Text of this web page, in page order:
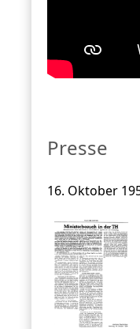
Presse
16. Oktober